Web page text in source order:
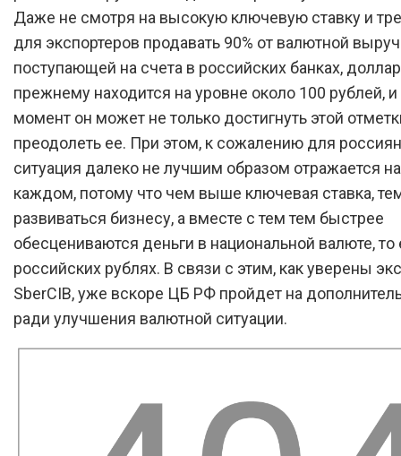
Даже не смотря на высокую ключевую ставку и
для экспортеров продавать 90% от валютной
поступающей на счета в российских банках,
прежнему находится на уровне около 100 рублей,
момент он может не только достигнуть этой
преодолеть ее. При этом, к сожалению для
ситуация далеко не лучшим образом отражается
каждом, потому что чем выше ключевая ставка,
развиваться бизнесу, а вместе с тем тем быстрее
обесцениваются деньги в национальной валюте, то
российских рублях. В связи с этим, как уверены
SberCIB, уже вскоре ЦБ РФ пройдет на
ради улучшения валютной ситуации.